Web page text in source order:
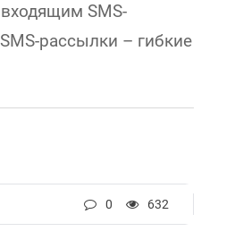
входящим SMS-
рассылки – гибкие
0 632